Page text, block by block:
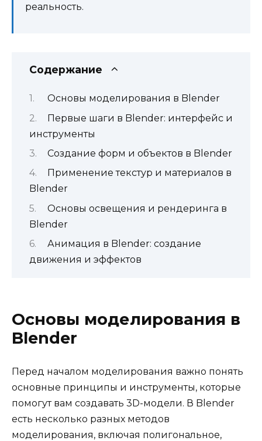
реальность.
Содержание
Основы моделирования в Blender
Первые шаги в Blender: интерфейс и
инструменты
Создание форм и объектов в Blender
Применение текстур и материалов в
Blender
Основы освещения и рендеринга в
Blender
Анимация в Blender: создание
движения и эффектов
Основы моделирования в
Blender
Перед началом моделирования важно понять
основные принципы и инструменты, которые
помогут вам создавать 3D-модели. В Blender
есть несколько разных методов
моделирования, включая полигональное,